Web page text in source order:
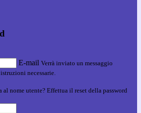
E-mail Verrà inviato un messaggio
necessarie.
al nome utente? Effettua il reset della password